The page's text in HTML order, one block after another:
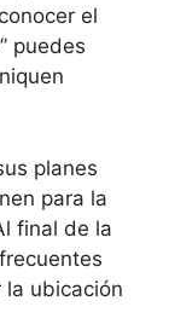
el
puedes
planes
para la
final de la
ubicación